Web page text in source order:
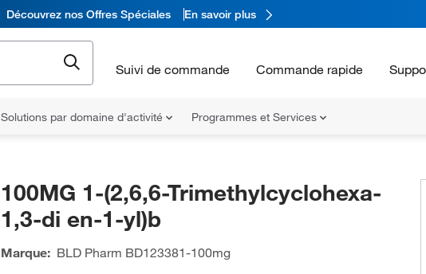
Découvrez nos Offres Spéciales En savoir plus
Suivi de commande Commande rapide
Solutions par domaine d'activité Programmes et Services
100MG 1-(2,6,6-Trimethylcyclohexa-
1,3-di en-1-yl)b
Marque: BLD Pharm BD123381-100mg